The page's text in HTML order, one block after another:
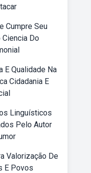
Cumpre Seu
Do
E Qualidade Na
Cidadania E
Linguísticos
Pelo Autor
Valorização De
E Povos